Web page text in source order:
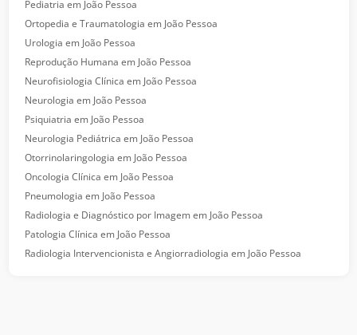
Pediatria em João Pessoa
Ortopedia e Traumatologia em João Pessoa
Urologia em João Pessoa
Reprodução Humana em João Pessoa
Neurofisiologia Clínica em João Pessoa
Neurologia em João Pessoa
Psiquiatria em João Pessoa
Neurologia Pediátrica em João Pessoa
Otorrinolaringologia em João Pessoa
Oncologia Clínica em João Pessoa
Pneumologia em João Pessoa
Radiologia e Diagnóstico por Imagem em João Pessoa
Patologia Clínica em João Pessoa
Radiologia Intervencionista e Angiorradiologia em João Pessoa